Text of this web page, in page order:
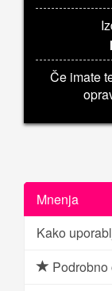
Če imate
Mnenja
Kako